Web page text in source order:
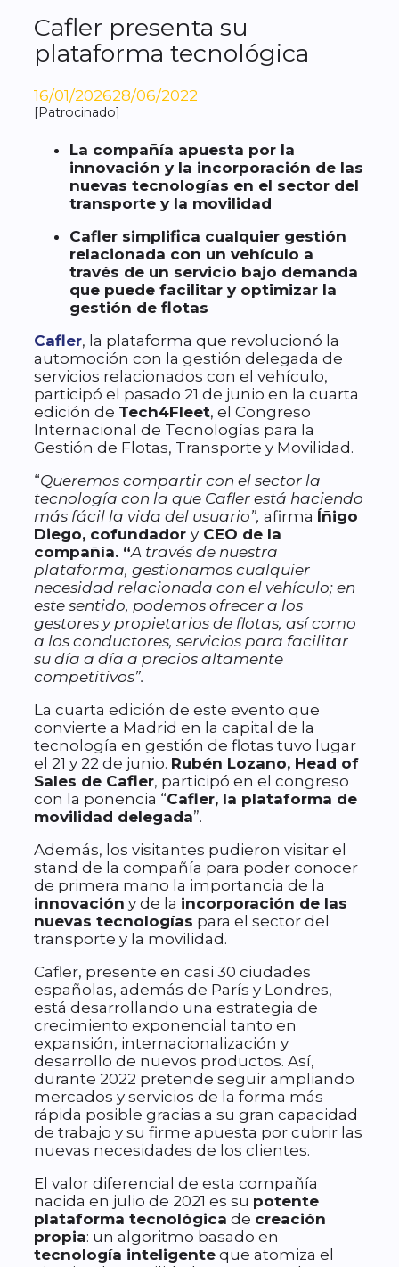
Cafler presenta su
plataforma tecnológica
16/01/202628/06/2022
[Patrocinado]
La compañía apuesta por la
innovación y la incorporación de las
nuevas tecnologías en el sector del
transporte y la movilidad
Cafler simplifica cualquier gestión
relacionada con un vehículo a
través de un servicio bajo demanda
que puede facilitar y optimizar la
gestión de flotas
Cafler, la plataforma que revolucionó la
automoción con la gestión delegada de
servicios relacionados con el vehículo,
participó el pasado 21 de junio en la cuarta
edición de Tech4Fleet, el Congreso
Internacional de Tecnologías para la
Gestión de Flotas, Transporte y Movilidad.
“Queremos compartir con el sector la
tecnología con la que Cafler está haciendo
más fácil la vida del usuario”, afirma Íñigo
Diego, cofundador y CEO de la
compañía. “A través de nuestra
plataforma, gestionamos cualquier
necesidad relacionada con el vehículo; en
este sentido, podemos ofrecer a los
gestores y propietarios de flotas, así como
a los conductores, servicios para facilitar
su día a día a precios altamente
competitivos”.
La cuarta edición de este evento que
convierte a Madrid en la capital de la
tecnología en gestión de flotas tuvo lugar
el 21 y 22 de junio. Rubén Lozano, Head of
Sales de Cafler, participó en el congreso
con la ponencia “Cafler, la plataforma de
movilidad delegada”.
Además, los visitantes pudieron visitar el
stand de la compañía para poder conocer
de primera mano la importancia de la
innovación y de la incorporación de las
nuevas tecnologías para el sector del
transporte y la movilidad.
Cafler, presente en casi 30 ciudades
españolas, además de París y Londres,
está desarrollando una estrategia de
crecimiento exponencial tanto en
expansión, internacionalización y
desarrollo de nuevos productos. Así,
durante 2022 pretende seguir ampliando
mercados y servicios de la forma más
rápida posible gracias a su gran capacidad
de trabajo y su firme apuesta por cubrir las
nuevas necesidades de los clientes.
El valor diferencial de esta compañía
nacida en julio de 2021 es su potente
plataforma tecnológica de creación
propia: un algoritmo basado en
tecnología inteligente que atomiza el